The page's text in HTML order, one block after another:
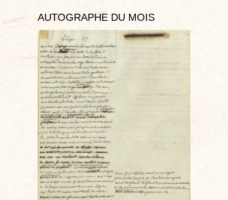
AUTOGRAPHE DU MOIS